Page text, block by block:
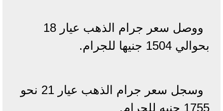
ووصل سعر جرام الذهب عيار 18
بحوالي 1504 جنيها للجرام.
وسجل سعر جرام الذهب عيار 21 نحو
1755 جنيه للجرام.